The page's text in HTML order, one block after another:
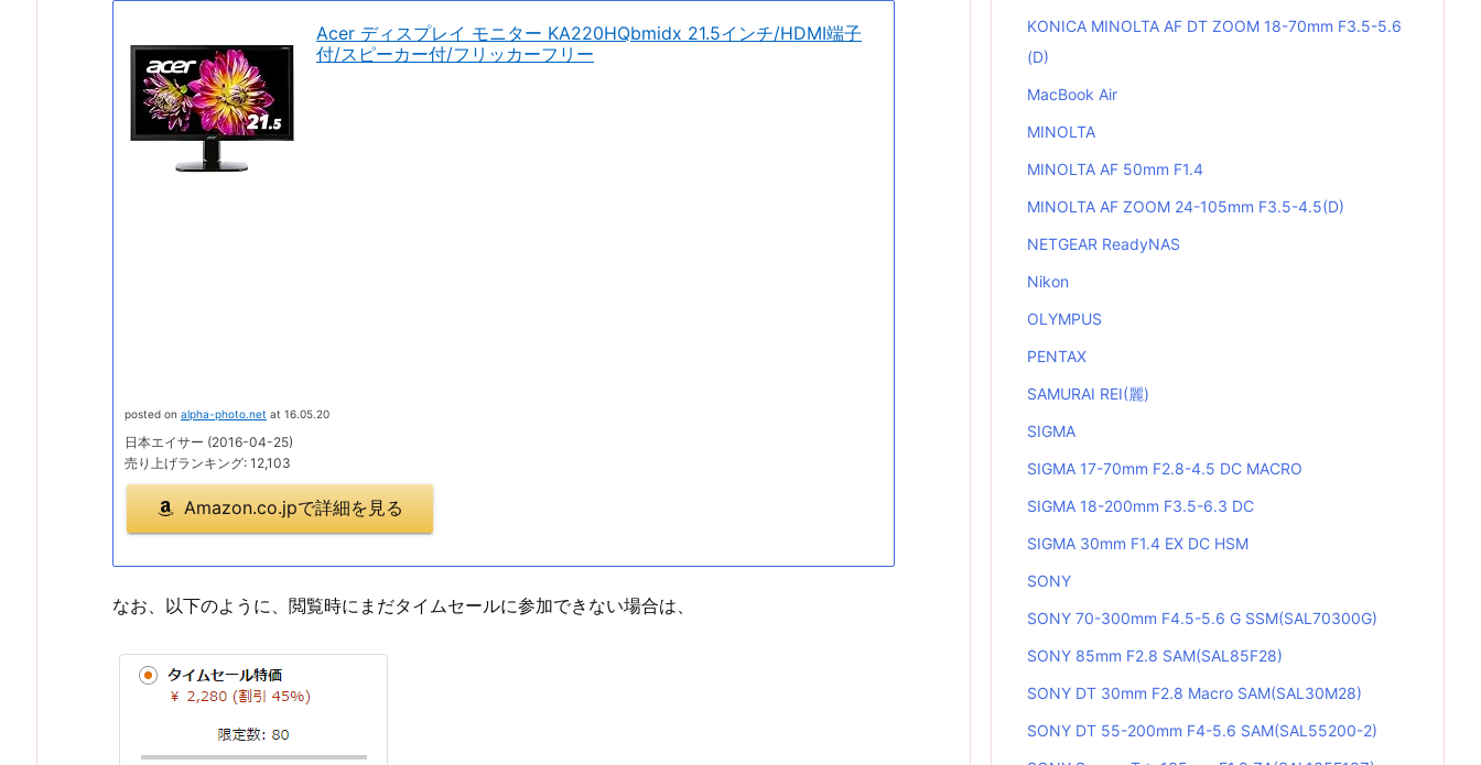
Acer ディスプレイ モニター KA220HQbmidx 21.5インチ/HDMI端子
付/スピーカー付/フリッカーフリー
posted on alpha-photo.net at 16.05.20
日本エイサー (2016-04-25)
売り上げランキング: 12,103
Amazon.co.jpで詳細を見る
なお、以下のように、閲覧時にまだタイムセールに参加できない場合は、
KONICA MINOLTA AF DT ZOOM 18-70mm F3.5-5.6
(D)
MacBook Air
MINOLTA
MINOLTA AF 50mm F1.4
MINOLTA AF ZOOM 24-105mm F3.5-4.5(D)
NETGEAR ReadyNAS
Nikon
OLYMPUS
PENTAX
SAMURAI REI(麗)
SIGMA
SIGMA 17-70mm F2.8-4.5 DC MACRO
SIGMA 18-200mm F3.5-6.3 DC
SIGMA 30mm F1.4 EX DC HSM
SONY
SONY 70-300mm F4.5-5.6 G SSM(SAL70300G)
SONY 85mm F2.8 SAM(SAL85F28)
SONY DT 30mm F2.8 Macro SAM(SAL30M28)
SONY DT 55-200mm F4-5.6 SAM(SAL55200-2)